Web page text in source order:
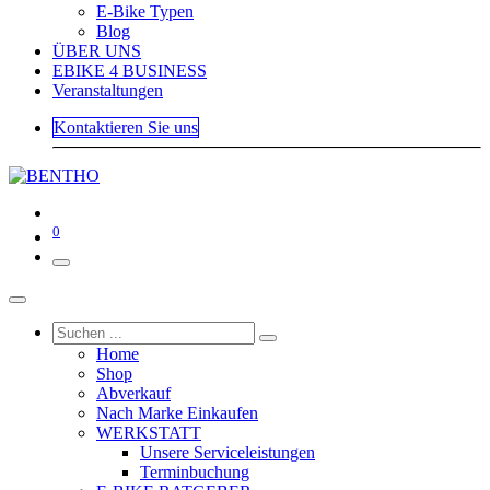
E-Bike Typen
Blog
ÜBER UNS
EBIKE 4 BUSINESS
Veranstaltungen
Kontaktieren Sie uns
0
Home
Shop
Abverkauf
Nach Marke Einkaufen
WERKSTATT
Unsere Serviceleistungen
Terminbuchung